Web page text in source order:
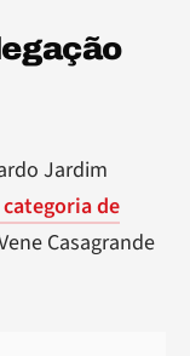
Jardim
de
Casagrande